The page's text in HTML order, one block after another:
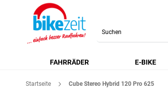
FAHRRÄDER E-BIKE
Startseite Cube Stereo Hybrid 120 Pro 625